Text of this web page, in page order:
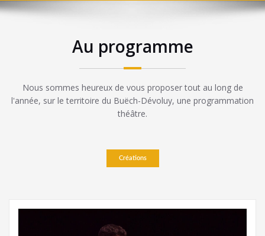
Au programme
Nous sommes heureux de vous proposer tout au long de
l'année, sur le territoire du Buëch-Dévoluy, une programmation
théâtre.
Créations